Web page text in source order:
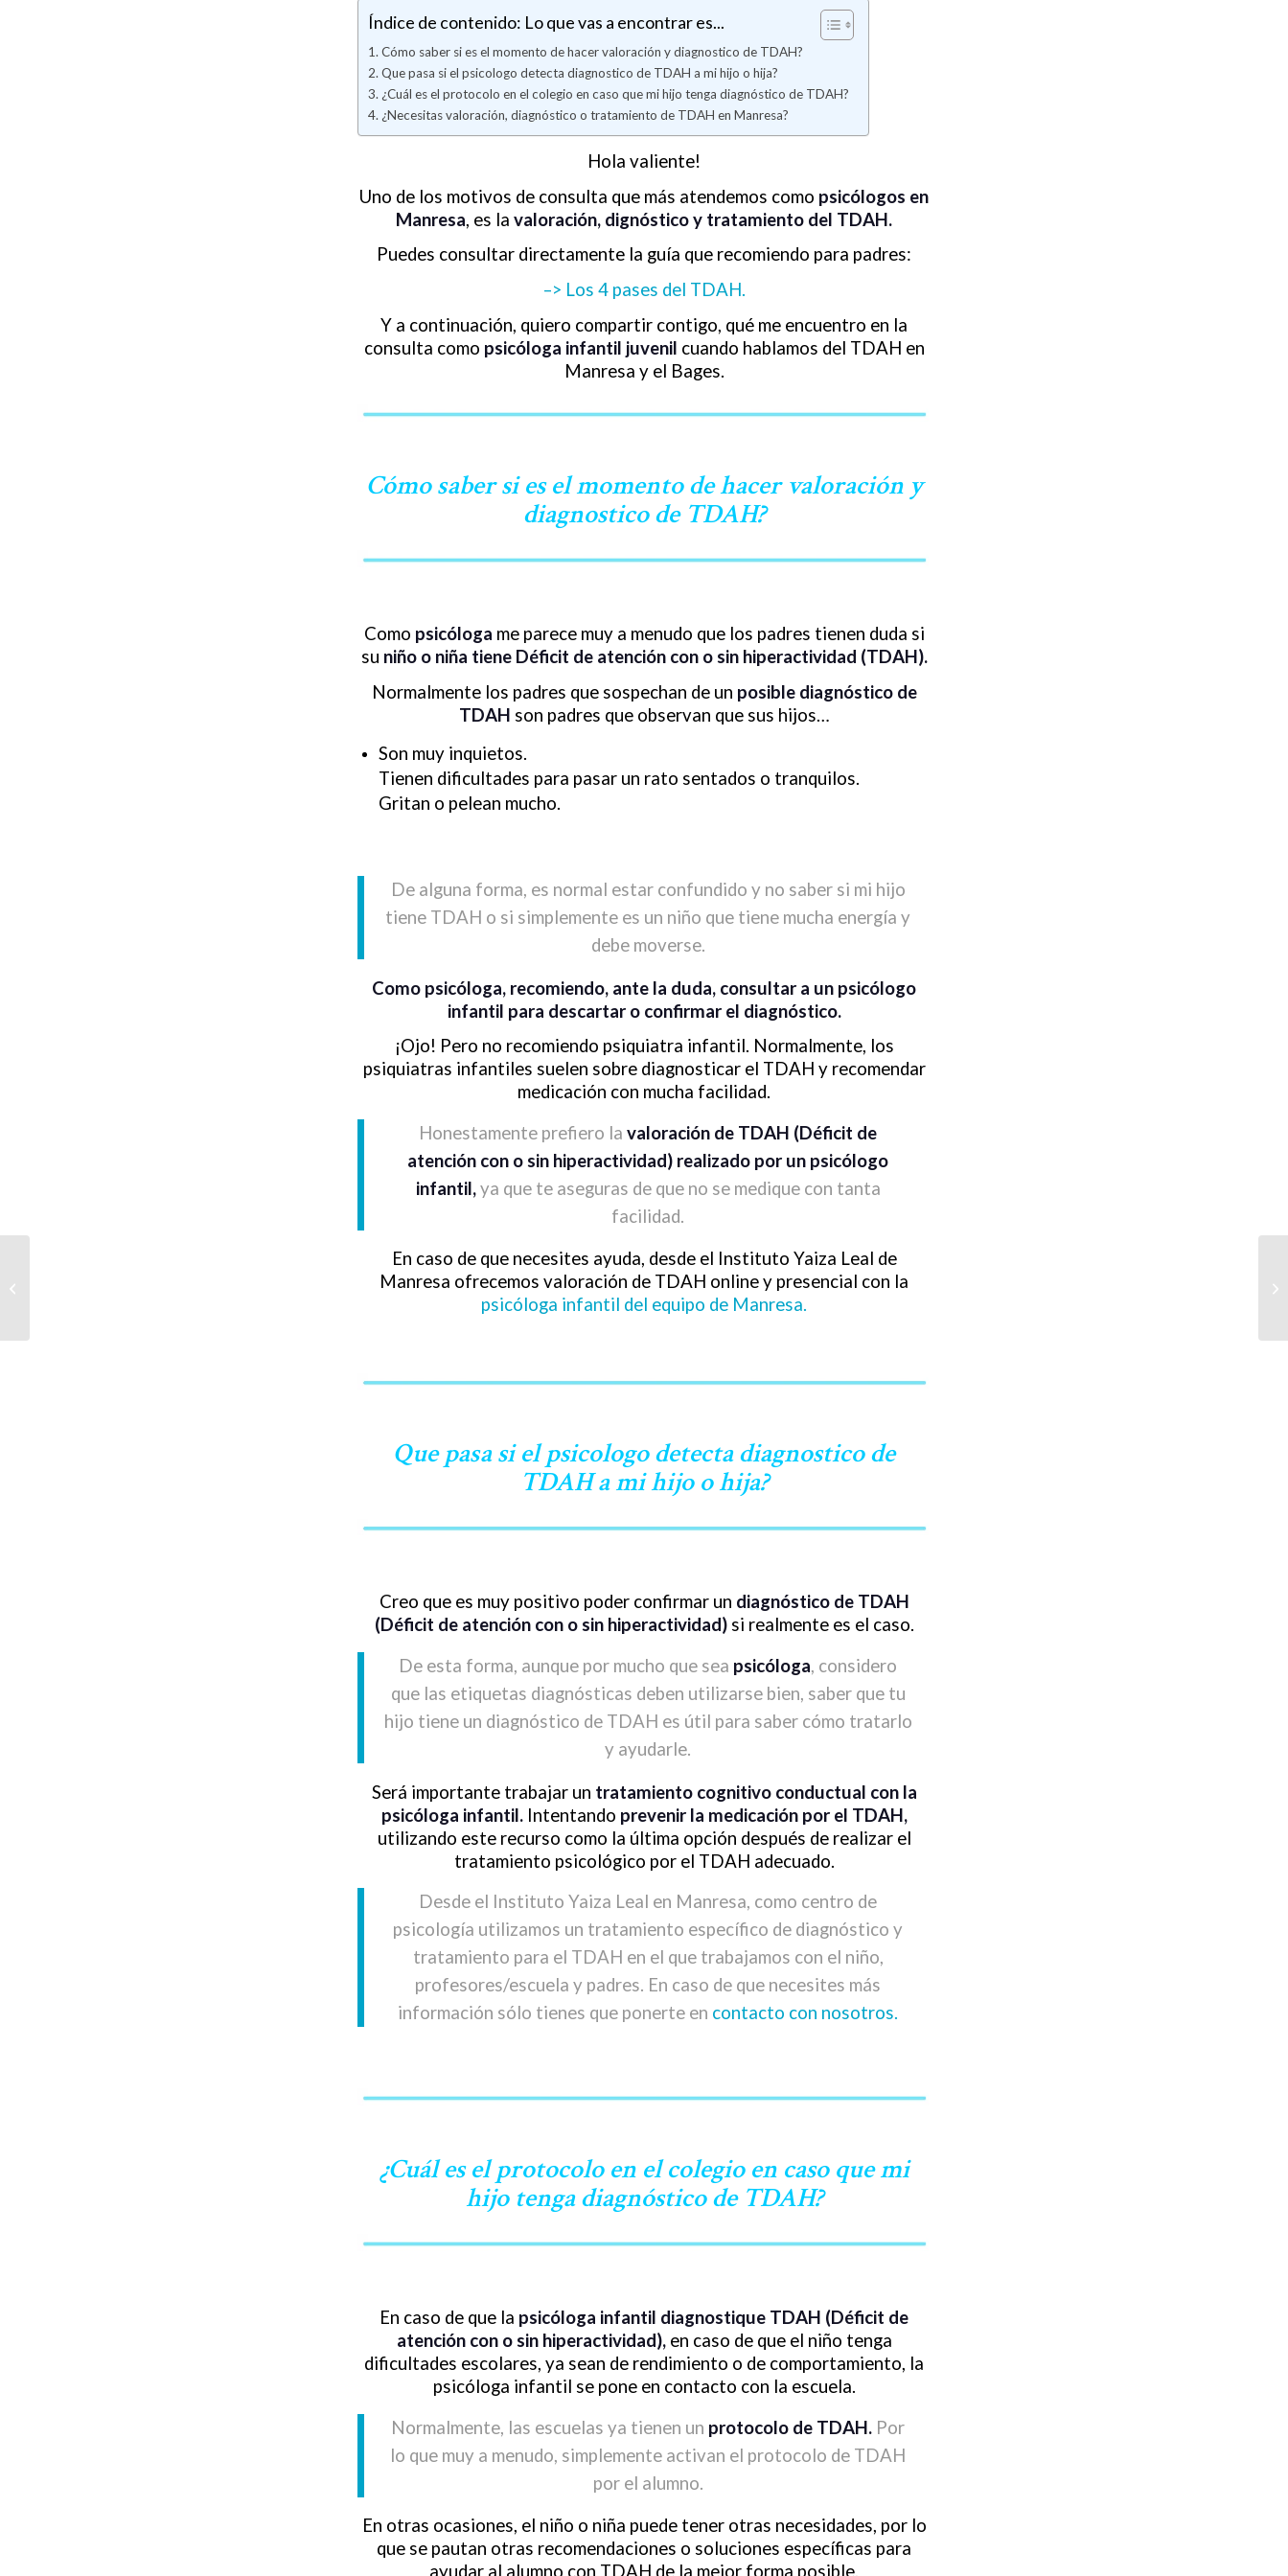
Índice de contenido: Lo que vas a encontrar es...
Cómo saber si es el momento de hacer valoración y diagnostico de TDAH?
Que pasa si el psicologo detecta diagnostico de TDAH a mi hijo o hija?
¿Cuál es el protocolo en el colegio en caso que mi hijo tenga diagnóstico de TDAH?
¿Necesitas valoración, diagnóstico o tratamiento de TDAH en Manresa?
Hola valiente!
Uno de los motivos de consulta que más atendemos como psicólogos en
Manresa, es la valoración, dignóstico y tratamiento del TDAH.
Puedes consultar directamente la guía que recomiendo para padres:
–> Los 4 pases del TDAH.
Y a continuación, quiero compartir contigo, qué me encuentro en la
consulta como psicóloga infantil juvenil cuando hablamos del TDAH en
Manresa y el Bages.
Cómo saber si es el momento de hacer valoración y
diagnostico de TDAH?
Como psicóloga me parece muy a menudo que los padres tienen duda si
su niño o niña tiene Déficit de atención con o sin hiperactividad (TDAH).
Normalmente los padres que sospechan de un posible diagnóstico de
TDAH son padres que observan que sus hijos…
Son muy inquietos.
Tienen dificultades para pasar un rato sentados o tranquilos.
Gritan o pelean mucho.
De alguna forma, es normal estar confundido y no saber si mi hijo
tiene TDAH o si simplemente es un niño que tiene mucha energía y
debe moverse.
Como psicóloga, recomiendo, ante la duda, consultar a un psicólogo
infantil para descartar o confirmar el diagnóstico.
¡Ojo! Pero no recomiendo psiquiatra infantil. Normalmente, los
psiquiatras infantiles suelen sobre diagnosticar el TDAH y recomendar
medicación con mucha facilidad.
Honestamente prefiero la valoración de TDAH (Déficit de
atención con o sin hiperactividad) realizado por un psicólogo
infantil,ya que te aseguras de que no se medique con tanta
facilidad.
En caso de que necesites ayuda, desde el Instituto Yaiza Leal de
Manresa ofrecemos valoración de TDAH online y presencial con la
psicóloga infantil del equipo de Manresa.
Que pasa si el psicologo detecta diagnostico de
TDAH a mi hijo o hija?
Creo que es muy positivo poder confirmar un diagnóstico de TDAH
(Déficit de atención con o sin hiperactividad)si realmente es el caso.
De esta forma, aunque por mucho que sea psicóloga, considero
que las etiquetas diagnósticas deben utilizarse bien, saber que tu
hijo tiene un diagnóstico de TDAH es útil para saber cómo tratarlo
y ayudarle.
Será importante trabajar un tratamiento cognitivo conductual con la
psicóloga infantil.Intentando prevenir la medicación por el TDAH,
utilizando este recurso como la última opción después de realizar el
tratamiento psicológico por el TDAH adecuado.
Desde el Instituto Yaiza Leal en Manresa, como centro de
psicología utilizamos un tratamiento específico de diagnóstico y
tratamiento para el TDAH en el que trabajamos con el niño,
profesores/escuela y padres. En caso de que necesites más
información sólo tienes que ponerte en contacto con nosotros.
¿Cuál es el protocolo en el colegio en caso que mi
hijo tenga diagnóstico de TDAH?
En caso de que la psicóloga infantil diagnostique TDAH (Déficit de
atención con o sin hiperactividad),en caso de que el niño tenga
dificultades escolares, ya sean de rendimiento o de comportamiento, la
psicóloga infantil se pone en contacto con la escuela.
Normalmente, las escuelas ya tienen un protocolo de TDAH. Por
lo que muy a menudo, simplemente activan el protocolo de TDAH
por el alumno.
En otras ocasiones, el niño o niña puede tener otras necesidades, por lo
que se pautan otras recomendaciones o soluciones específicas para
ayudar al alumno con TDAH de la mejor forma posible.